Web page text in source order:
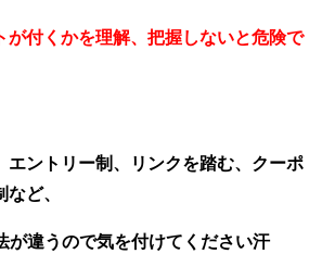
が付くかを理解、把握しないと危険で
エントリー制、リンクを踏む、クーポ
ど、
が違うので気を付けてください汗